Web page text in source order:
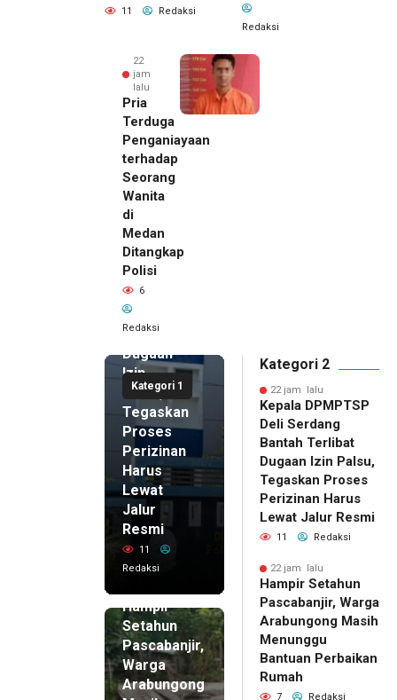
11 Redaksi
Redaksi
22
jam
lalu
Pria
Terduga
Penganiayaan
terhadap
Seorang
Wanita
di
Medan
Ditangkap
Polisi
6
Redaksi
Kategori 1
22 jam lalu
Kepala
DPMPTSP
Deli
Serdang
Bantah
Terlibat
Dugaan
Izin
Palsu,
Tegaskan
Proses
Perizinan
Harus
Lewat
Jalur
Resmi
11
Redaksi
Hampir
Setahun
Pascabanjir,
Warga
Arabungong
Kategori 2
22 jam lalu
Kepala DPMPTSP
Deli Serdang
Bantah Terlibat
Dugaan Izin Palsu,
Tegaskan Proses
Perizinan Harus
Lewat Jalur Resmi
11 Redaksi
22 jam lalu
Hampir Setahun
Pascabanjir, Warga
Arabungong Masih
Menunggu
Bantuan Perbaikan
Rumah
7 Redaksi